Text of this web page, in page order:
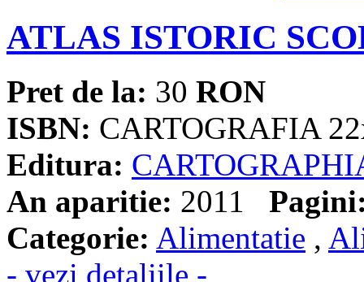
ATLAS ISTORIC
Pret de la: 30 RON
ISBN: CARTOGRAFIA
Editura:
An aparitie: 2011
Categorie: Alimentatie ,
- vezi detaliile -